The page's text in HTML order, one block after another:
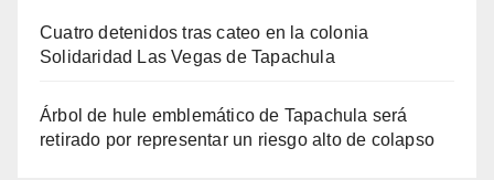
Cuatro detenidos tras cateo en la colonia
Solidaridad Las Vegas de Tapachula
Árbol de hule emblemático de Tapachula será
retirado por representar un riesgo alto de colapso